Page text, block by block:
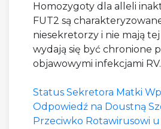
Homozygoty dla alleli
FUT2 są
niesekretorzy i nie mają
wydają się być chronione
objawowymi infekcjami RV.
Status Sekretora Matki
Odpowiedź na Doustną
Przeciwko Rotawirusowi